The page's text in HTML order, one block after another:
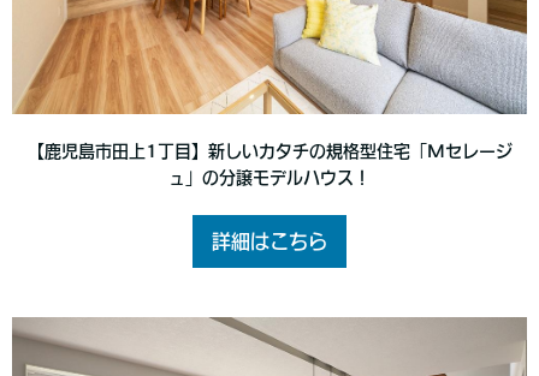
【鹿児島市田上1丁目】新しいカタチの規格型住宅「Mセレージ
ュ」の分譲モデルハウス！
詳細はこちら